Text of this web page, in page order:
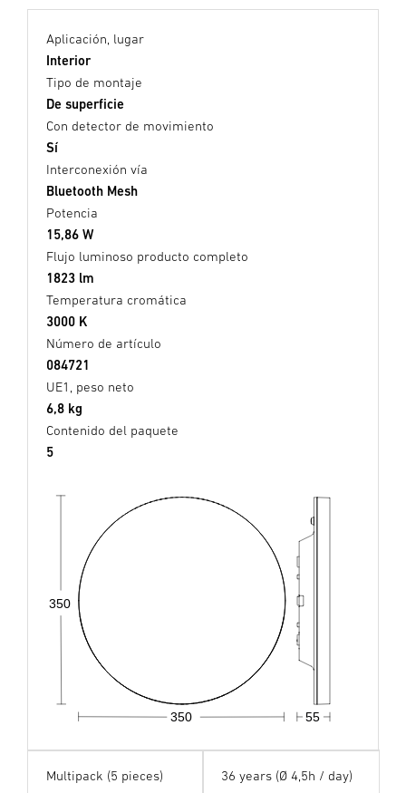
Aplicación, lugar
Interior
Tipo de montaje
De superficie
Con detector de movimiento
Sí
Interconexión vía
Bluetooth Mesh
Potencia
15,86 W
Flujo luminoso producto completo
1823 lm
Temperatura cromática
3000 K
Número de artículo
084721
UE1, peso neto
6,8 kg
Contenido del paquete
5
55
350
350
Multipack (5 pieces) 36 years (Ø 4,5h / day)